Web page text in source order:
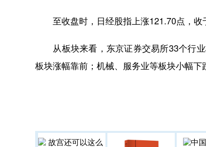
至收盘时，日经股指上涨121.70点，收
从板块来看，东京证券交易所33个行业
板块涨幅靠前；机械、服务业等板块小幅下